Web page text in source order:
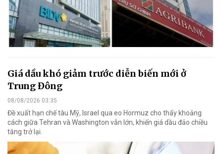
Giá dầu khó giảm trước diễn biến mới ở
Trung Đông
08/08/2026 03:35
Đề xuất hạn chế tàu Mỹ, Israel qua eo Hormuz cho thấy khoảng
cách giữa Tehran và Washington vẫn lớn, khiến giá dầu đảo chiều
tăng trở lại.